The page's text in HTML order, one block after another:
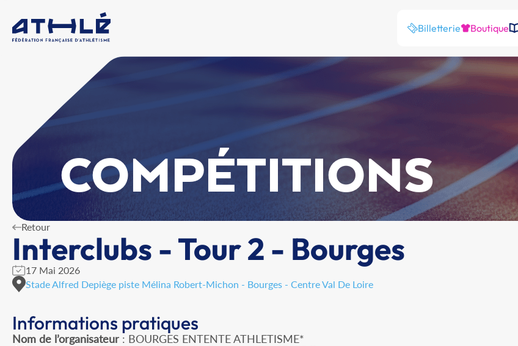
Billetterie Boutique
COMPÉTITIONS
Retour
Interclubs - Tour 2 - Bourges
17 Mai 2026
Stade Alfred Depiège piste Mélina Robert-Michon - Bourges - Centre Val De Loire
Informations pratiques
Nom de l’organisateur : BOURGES ENTENTE ATHLETISME*